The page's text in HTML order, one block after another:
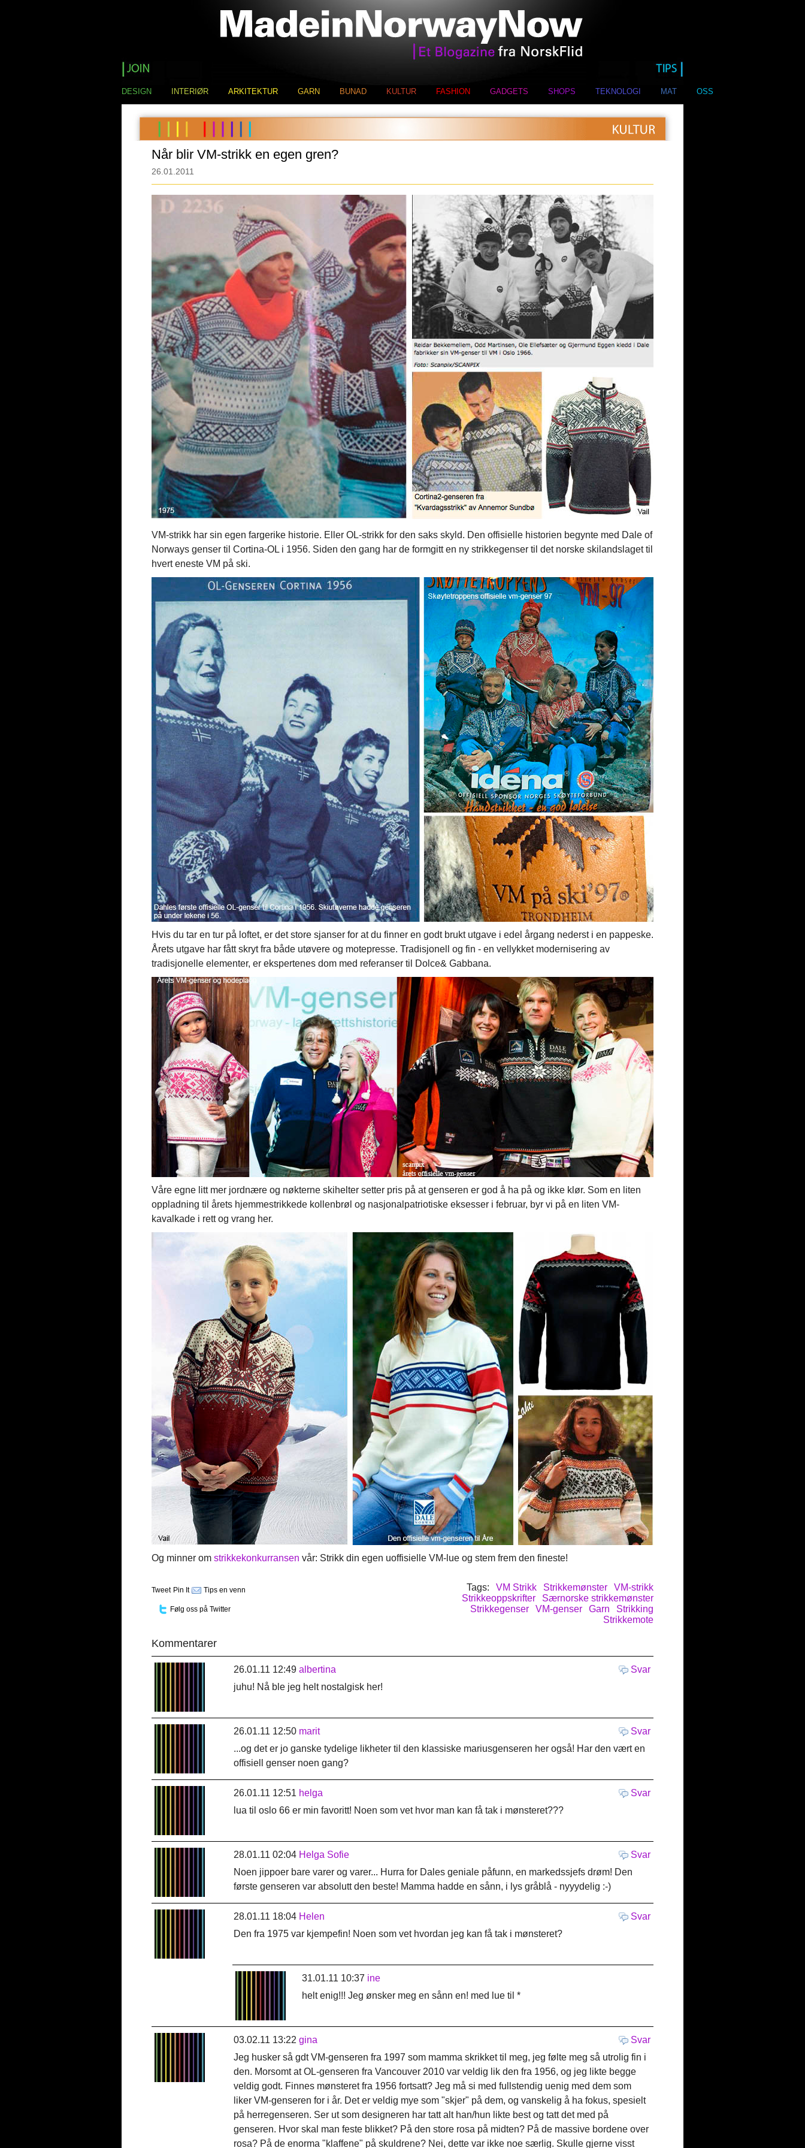
DESIGN INTERIØR ARKITEKTUR GARN BUNAD KULTUR FASHION GADGETS SHOPS TEKNOLOGI MAT OSS
Når blir VM-strikk en egen gren?
26.01.2011
VM-strikk har sin egen fargerike historie. Eller OL-strikk for den saks skyld. Den offisielle historien begynte med Dale of
Norways genser til Cortina-OL i 1956. Siden den gang har de formgitt en ny strikkegenser til det norske skilandslaget til
hvert eneste VM på ski.
Hvis du tar en tur på loftet, er det store sjanser for at du finner en godt brukt utgave i edel årgang nederst i en pappeske.
Årets utgave har fått skryt fra både utøvere og motepresse. Tradisjonell og fin - en vellykket modernisering av
tradisjonelle elementer, er ekspertenes dom med referanser til Dolce& Gabbana.
Våre egne litt mer jordnære og nøkterne skihelter setter pris på at genseren er god å ha på og ikke klør. Som en liten
oppladning til årets hjemmestrikkede kollenbrøl og nasjonalpatriotiske eksesser i februar, byr vi på en liten VM-
kavalkade i rett og vrang her.
Og minner om strikkekonkurransen vår: Strikk din egen uoffisielle VM-lue og stem frem den fineste!
Tweet Pin It Tips en venn
Følg oss på Twitter
Tags: VM Strikk Strikkemønster
VM-strikk
Strikkeoppskrifter
Særnorske strikkemønster
Strikkegenser
VM-genser Garn
Strikking
Strikkemote
Kommentarer
26.01.11 12:49 albertina
Svar
juhu! Nå ble jeg helt nostalgisk her!
26.01.11 12:50 marit
Svar
...og det er jo ganske tydelige likheter til den klassiske mariusgenseren her også! Har den vært en
offisiell genser noen gang?
26.01.11 12:51 helga
Svar
lua til oslo 66 er min favoritt! Noen som vet hvor man kan få tak i mønsteret???
28.01.11 02:04 Helga Sofie
Svar
Noen jippoer bare varer og varer... Hurra for Dales geniale påfunn, en markedssjefs drøm! Den
første genseren var absolutt den beste! Mamma hadde en sånn, i lys gråblå - nyyydelig :-)
28.01.11 18:04 Helen
Svar
Den fra 1975 var kjempefin! Noen som vet hvordan jeg kan få tak i mønsteret?
31.01.11 10:37 ine
helt enig!!! Jeg ønsker meg en sånn en! med lue til *
03.02.11 13:22 gina
Svar
Jeg husker så gdt VM-genseren fra 1997 som mamma skrikket til meg, jeg følte meg så utrolig fin i
den. Morsomt at OL-genseren fra Vancouver 2010 var veldig lik den fra 1956, og jeg likte begge
veldig godt. Finnes mønsteret fra 1956 fortsatt? Jeg må si med fullstendig uenig med dem som
liker VM-genseren for i år. Det er veldig mye som "skjer" på dem, og vanskelig å ha fokus, spesielt
på herregenseren. Ser ut som designeren har tatt alt han/hun likte best og tatt det med på
genseren. Hvor skal man feste blikket? På den store rosa på midten? På de massive bordene over
rosa? På de enorma "klaffene" på skuldrene? Nei, dette var ikke noe særlig. Skulle gjerne visst